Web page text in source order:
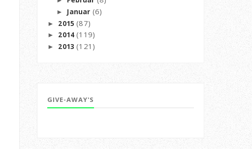
► Januar (6)
► 2015(87)
► 2014(119)
► 2013(121)
GIVE-AWAY'S